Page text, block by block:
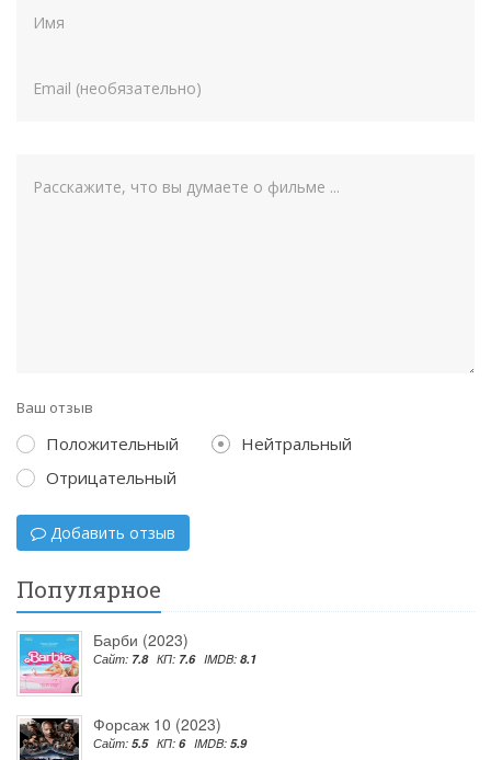
Ваш отзыв
Положительный
Нейтральный
Отрицательный
Добавить отзыв
Популярное
Барби (2023)
Сайт: 7.8 КП: 7.6 IMDB: 8.1
Форсаж 10 (2023)
Сайт: 5.5 КП: 6 IMDB: 5.9